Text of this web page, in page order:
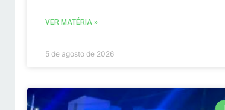
VER MATÉRIA »
5 de agosto de 2026